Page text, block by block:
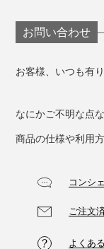
お問い合わせ
お客様、いつも有
なにかご不明な点
商品の仕様や利用
コンシ
ご注文
よくあ